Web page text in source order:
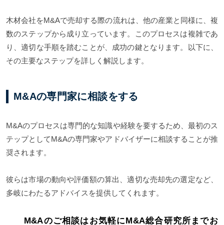
木材会社をM&Aで売却する際の流れは、他の産業と同様に、複
数のステップから成り立っています。このプロセスは複雑であ
り、適切な手順を踏むことが、成功の鍵となります。以下に、
その主要なステップを詳しく解説します。
M&Aの専門家に相談をする
M&Aのプロセスは専門的な知識や経験を要するため、最初のス
テップとしてM&Aの専門家やアドバイザーに相談することが推
奨されます。
彼らは市場の動向や評価額の算出、適切な売却先の選定など、
多岐にわたるアドバイスを提供してくれます。
M&Aのご相談はお気軽にM&A総合研究所までお